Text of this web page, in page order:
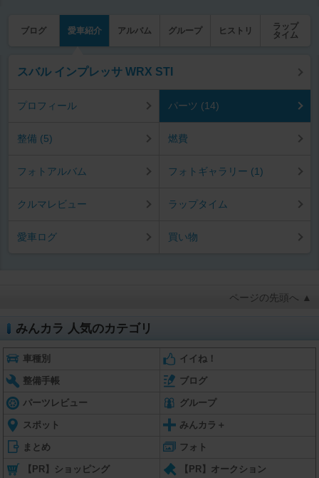
ブログ 愛車紹介 アルバム グループ ヒストリ
ラップ
タイム
スバル インプレッサ WRX STI
プロフィール パーツ (14)
整備 (5) 燃費
フォトアルバム フォトギャラリー (1)
クルマレビュー ラップタイム
愛車ログ 買い物
ページの先頭へ ▲
みんカラ 人気のカテゴリ
車種別 イイね！
整備手帳 ブログ
パーツレビュー グループ
スポット みんカラ＋
まとめ フォト
【PR】ショッピング 【PR】オークション